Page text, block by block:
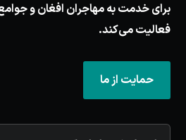
برای خدمت به مهاجران افغان و جوامع
فعالیت می‌کند.
حمایت از ما